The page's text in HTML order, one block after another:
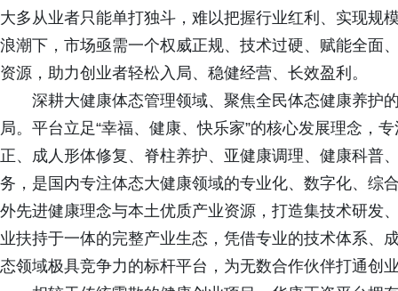
大多从业者只能单打独斗，难以把握行业红利、实现规
浪潮下，市场亟需一个权威正规、技术过硬、赋能全面
资源，助力创业者轻松入局、稳健经营、长效盈利。
深耕大健康体态管理领域、聚焦全民体态健康养护
局。平台立足“幸福、健康、快乐家”的核心发展理念，
正、成人形体修复、脊柱养护、亚健康调理、健康科普
务，是国内专注体态大健康领域的专业化、数字化、综
外先进健康理念与本土优质产业资源，打造集技术研发
业扶持于一体的完整产业生态，凭借专业的技术体系、
态领域极具竞争力的标杆平台，为无数合作伙伴打通创